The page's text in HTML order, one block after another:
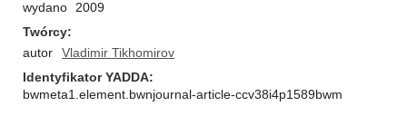
wydano
2009
Twórcy
autor
Vladimir Tikhomirov
Identyfikator YADDA
bwmeta1.element.bwnjournal-article-ccv38i4p1589bwm